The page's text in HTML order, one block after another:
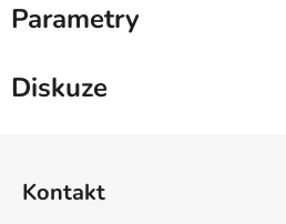
Parametry
Diskuze
Kontakt